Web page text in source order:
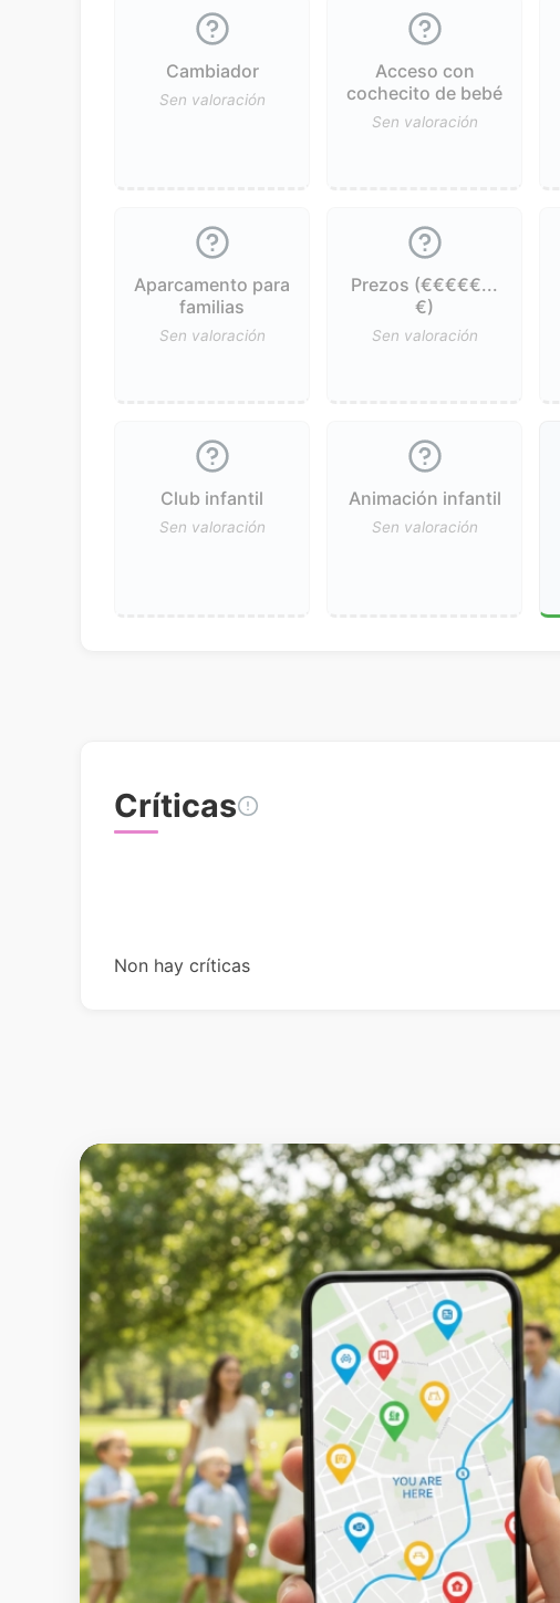
Cambiador
Sen valoración
Acceso con
cochecito de bebé
Sen valoración
Aparcamento para
familias
Sen valoración
Prezos (€€€€€...
€)
Sen valoración
Club infantil
Sen valoración
Animación infantil
Sen valoración
Críticas
Non hay críticas